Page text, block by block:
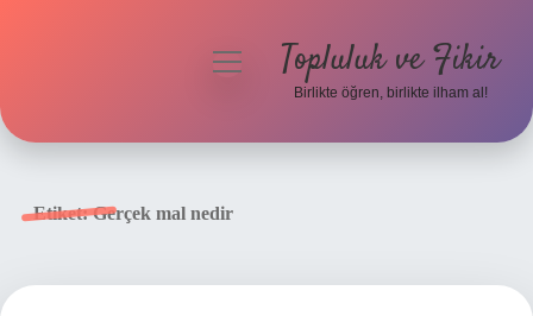
menüyüTopluluk ve Fikir
Birlikte öğren, birlikte ilham al!
Etiket:Gerçek mal nedir